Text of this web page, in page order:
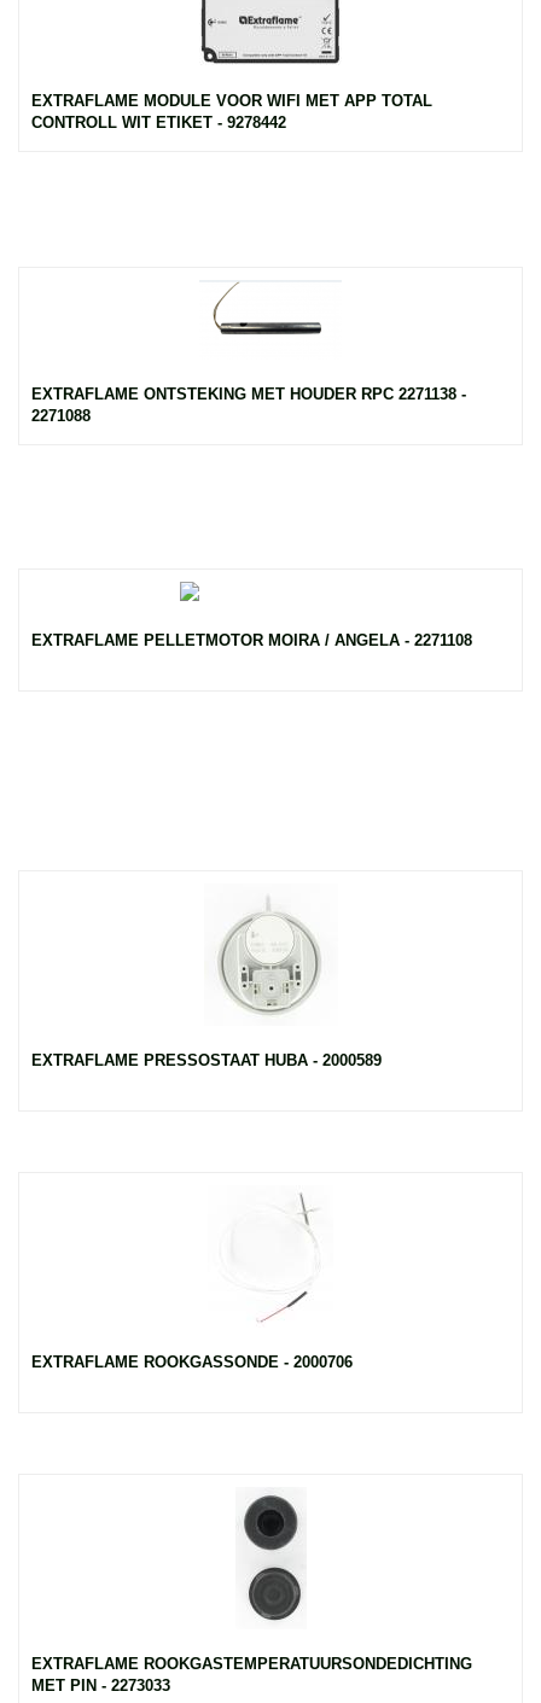
EXTRAFLAME MODULE VOOR WIFI MET APP TOTAL
CONTROLL WIT ETIKET - 9278442
EXTRAFLAME ONTSTEKING MET HOUDER RPC 2271138 -
2271088
EXTRAFLAME PELLETMOTOR MOIRA / ANGELA - 2271108
EXTRAFLAME PRESSOSTAAT HUBA - 2000589
EXTRAFLAME ROOKGASSONDE - 2000706
EXTRAFLAME ROOKGASTEMPERATUURSONDEDICHTING
MET PIN - 2273033